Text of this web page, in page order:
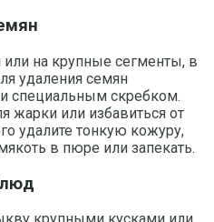
на крупные сегменты, в
удаления семян
специальным скребком.
жарки или избавиться от
удалите тонкую кожуру,
в пюре или запекать.